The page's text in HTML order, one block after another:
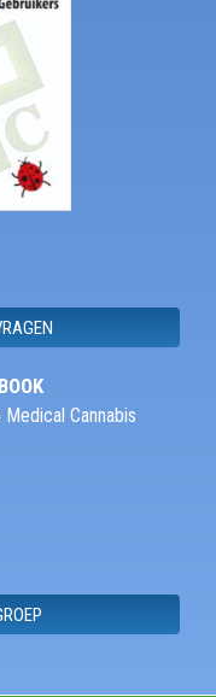
Cannabis